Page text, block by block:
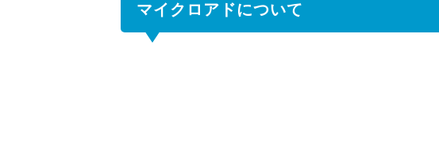
サイ
トク
マイクロアドについて